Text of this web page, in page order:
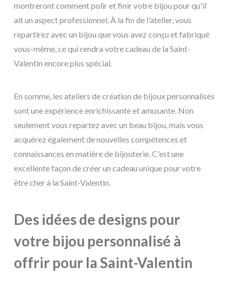
montreront comment polir et finir votre bijou pour qu'il
ait un aspect professionnel. À la fin de l'atelier, vous
repartirez avec un bijou que vous avez conçu et fabriqué
vous-même, ce qui rendra votre cadeau de la Saint-
Valentin encore plus spécial.
En somme, les ateliers de création de bijoux personnalisés
sont une expérience enrichissante et amusante. Non
seulement vous repartez avec un beau bijou, mais vous
acquérez également de nouvelles compétences et
connaissances en matière de bijouterie. C'est une
excellente façon de créer un cadeau unique pour votre
être cher à la Saint-Valentin.
Des idées de designs pour
votre bijou personnalisé à
offrir pour la Saint-Valentin